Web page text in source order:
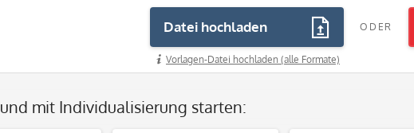
Datei hochladen
Vorlagen-Datei hochladen (alle Formate)
ODER
und mit Individualisierung starten: